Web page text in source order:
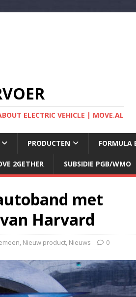
ELECTRIC VEHICLE | MOVE.AL
PRODUCTEN FORMULA
2GETHER SUBSIDIE PGB/WMO
met
Harvard
, Nieuw product, Nieuws 0